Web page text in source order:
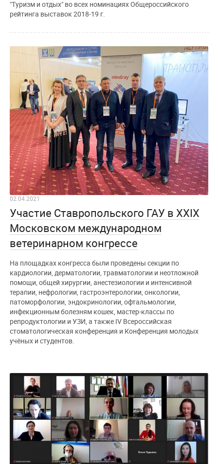
"Туризм и отдых" во всех номинациях Общероссийского
рейтинга выставок 2018-19 г.
02.04.2021
Участие Ставропольского ГАУ в XXIX
Московском международном
ветеринарном конгрессе
На площадках конгресса были проведены секции по
кардиологии, дерматологии, травматологии и неотложной
помощи, общей хирургии, анестезиологии и интенсивной
терапии, нефрологии, гастроэнтерологии, онкологии,
патоморфологии, эндокринологии, офтальмологии,
инфекционным болезням кошек, мастер-классы по
репродуктологии и УЗИ, а также IV Всероссийская
стоматологическая конференция и Конференция молодых
учёных и студентов.